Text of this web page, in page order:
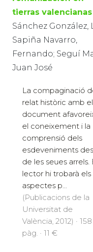
tierras valencianas
Sánchez González,
Sapiña Navarro,
Fernando; Seguí
Juan José
La compaginació
relat històric amb el
document
el coneixement i la
comprensió dels
esdeveniments des
de les seues arrels.
lector hi trobarà els
aspectes p...
(Publicacions de la
Universitat de
València, 2012) · 158
pàg. · 11 €